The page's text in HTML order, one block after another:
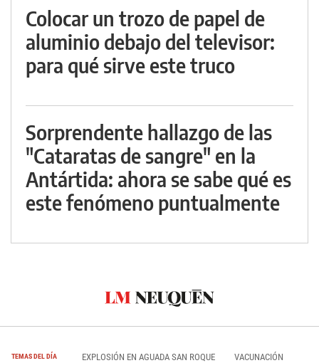
Colocar un trozo de papel de
aluminio debajo del televisor:
para qué sirve este truco
Sorprendente hallazgo de las
"Cataratas de sangre" en la
Antártida: ahora se sabe qué es
este fenómeno puntualmente
TEMAS DEL DÍA EXPLOSIÓN EN AGUADA SAN ROQUE VACUNACIÓN